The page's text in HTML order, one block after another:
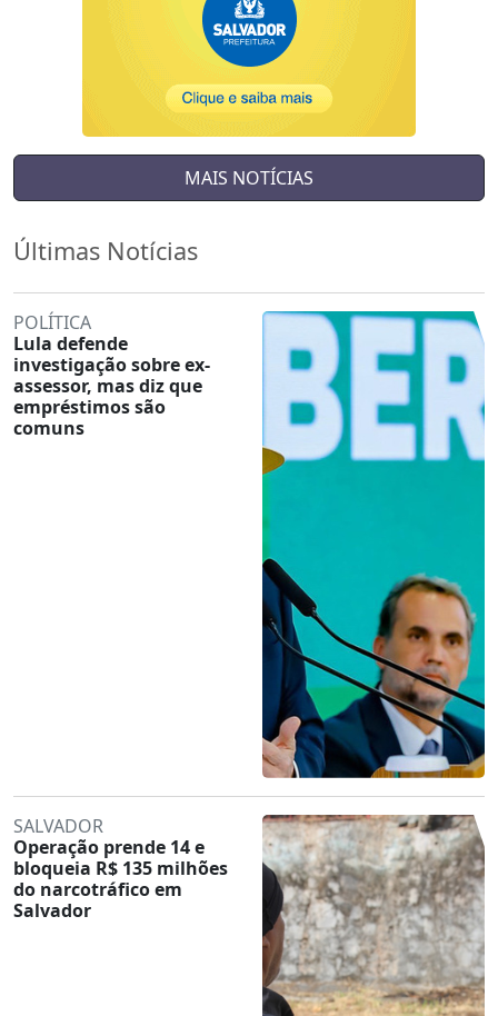
MAIS NOTÍCIAS
Últimas Notícias
POLÍTICA
Lula defende
investigação sobre ex-
assessor, mas diz que
empréstimos são
comuns
SALVADOR
Operação prende 14 e
bloqueia R$ 135 milhões
do narcotráfico em
Salvador